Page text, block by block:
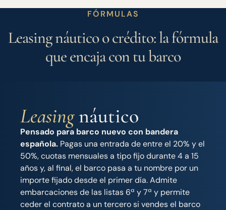
FÓRMULAS
Leasing náutico o crédito: la fórmula
que encaja con tu barco
Leasingnáutico
Pensado para barco nuevo con bandera
española. Pagas una entrada de entre el 20% y el
50%, cuotas mensuales a tipo fijo durante 4 a 15
años y, al final, el barco pasa a tu nombre por un
importe fijado desde el primer día. Admite
embarcaciones de las listas 6ª y 7ª y permite
ceder el contrato a un tercero si vendes el barco